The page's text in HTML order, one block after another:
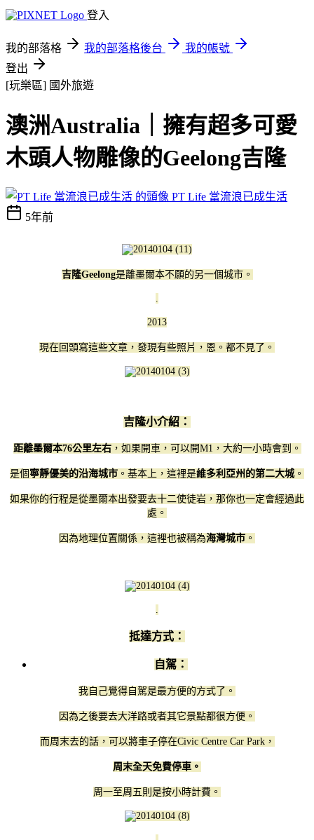
登入
我的部落格 我的部落格後台
我的帳號
登出
[玩樂區] 國外旅遊
澳洲Australia｜擁有超多可愛
木頭人物雕像的Geelong吉隆
PT Life 當流浪已成生活
5年前
吉隆Geelong是離墨爾本不願的另一個城市。
2013
現在回頭寫這些文章，發現有些照片，恩。都不見了。
吉隆小介紹：
距離墨爾本76公里左右，如果開車，可以開M1，大約一小時會到。
是個 寧靜優美的沿海城市 。基本上，這裡是維多利亞州的第二大城。
如果你的行程是從墨爾本出發要去十二使徒岩，那你也一定會經過此
處。
因為地理位置關係，這裡也被稱為海灣城市 。
抵達方式：
自駕：
我自己覺得自駕是最方便的方式了。
因為之後要去大洋路或者其它景點都很方便。
而周末去的話，可以將車子停在Civic Centre Car Park，
周末全天免費停車。
周一至周五則是按小時計費。